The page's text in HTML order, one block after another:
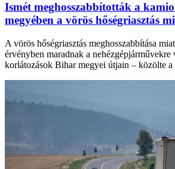
Ismét meghosszabbították a
megyében a vörös hőségriasztás
A vörös hőségriasztás meghosszabbítása
érvényben maradnak a
korlátozások Bihar megyei útjain – közölte